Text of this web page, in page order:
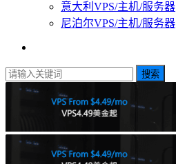
意大利VPS/主机/服务器
尼泊尔VPS/主机/服务器
搜索